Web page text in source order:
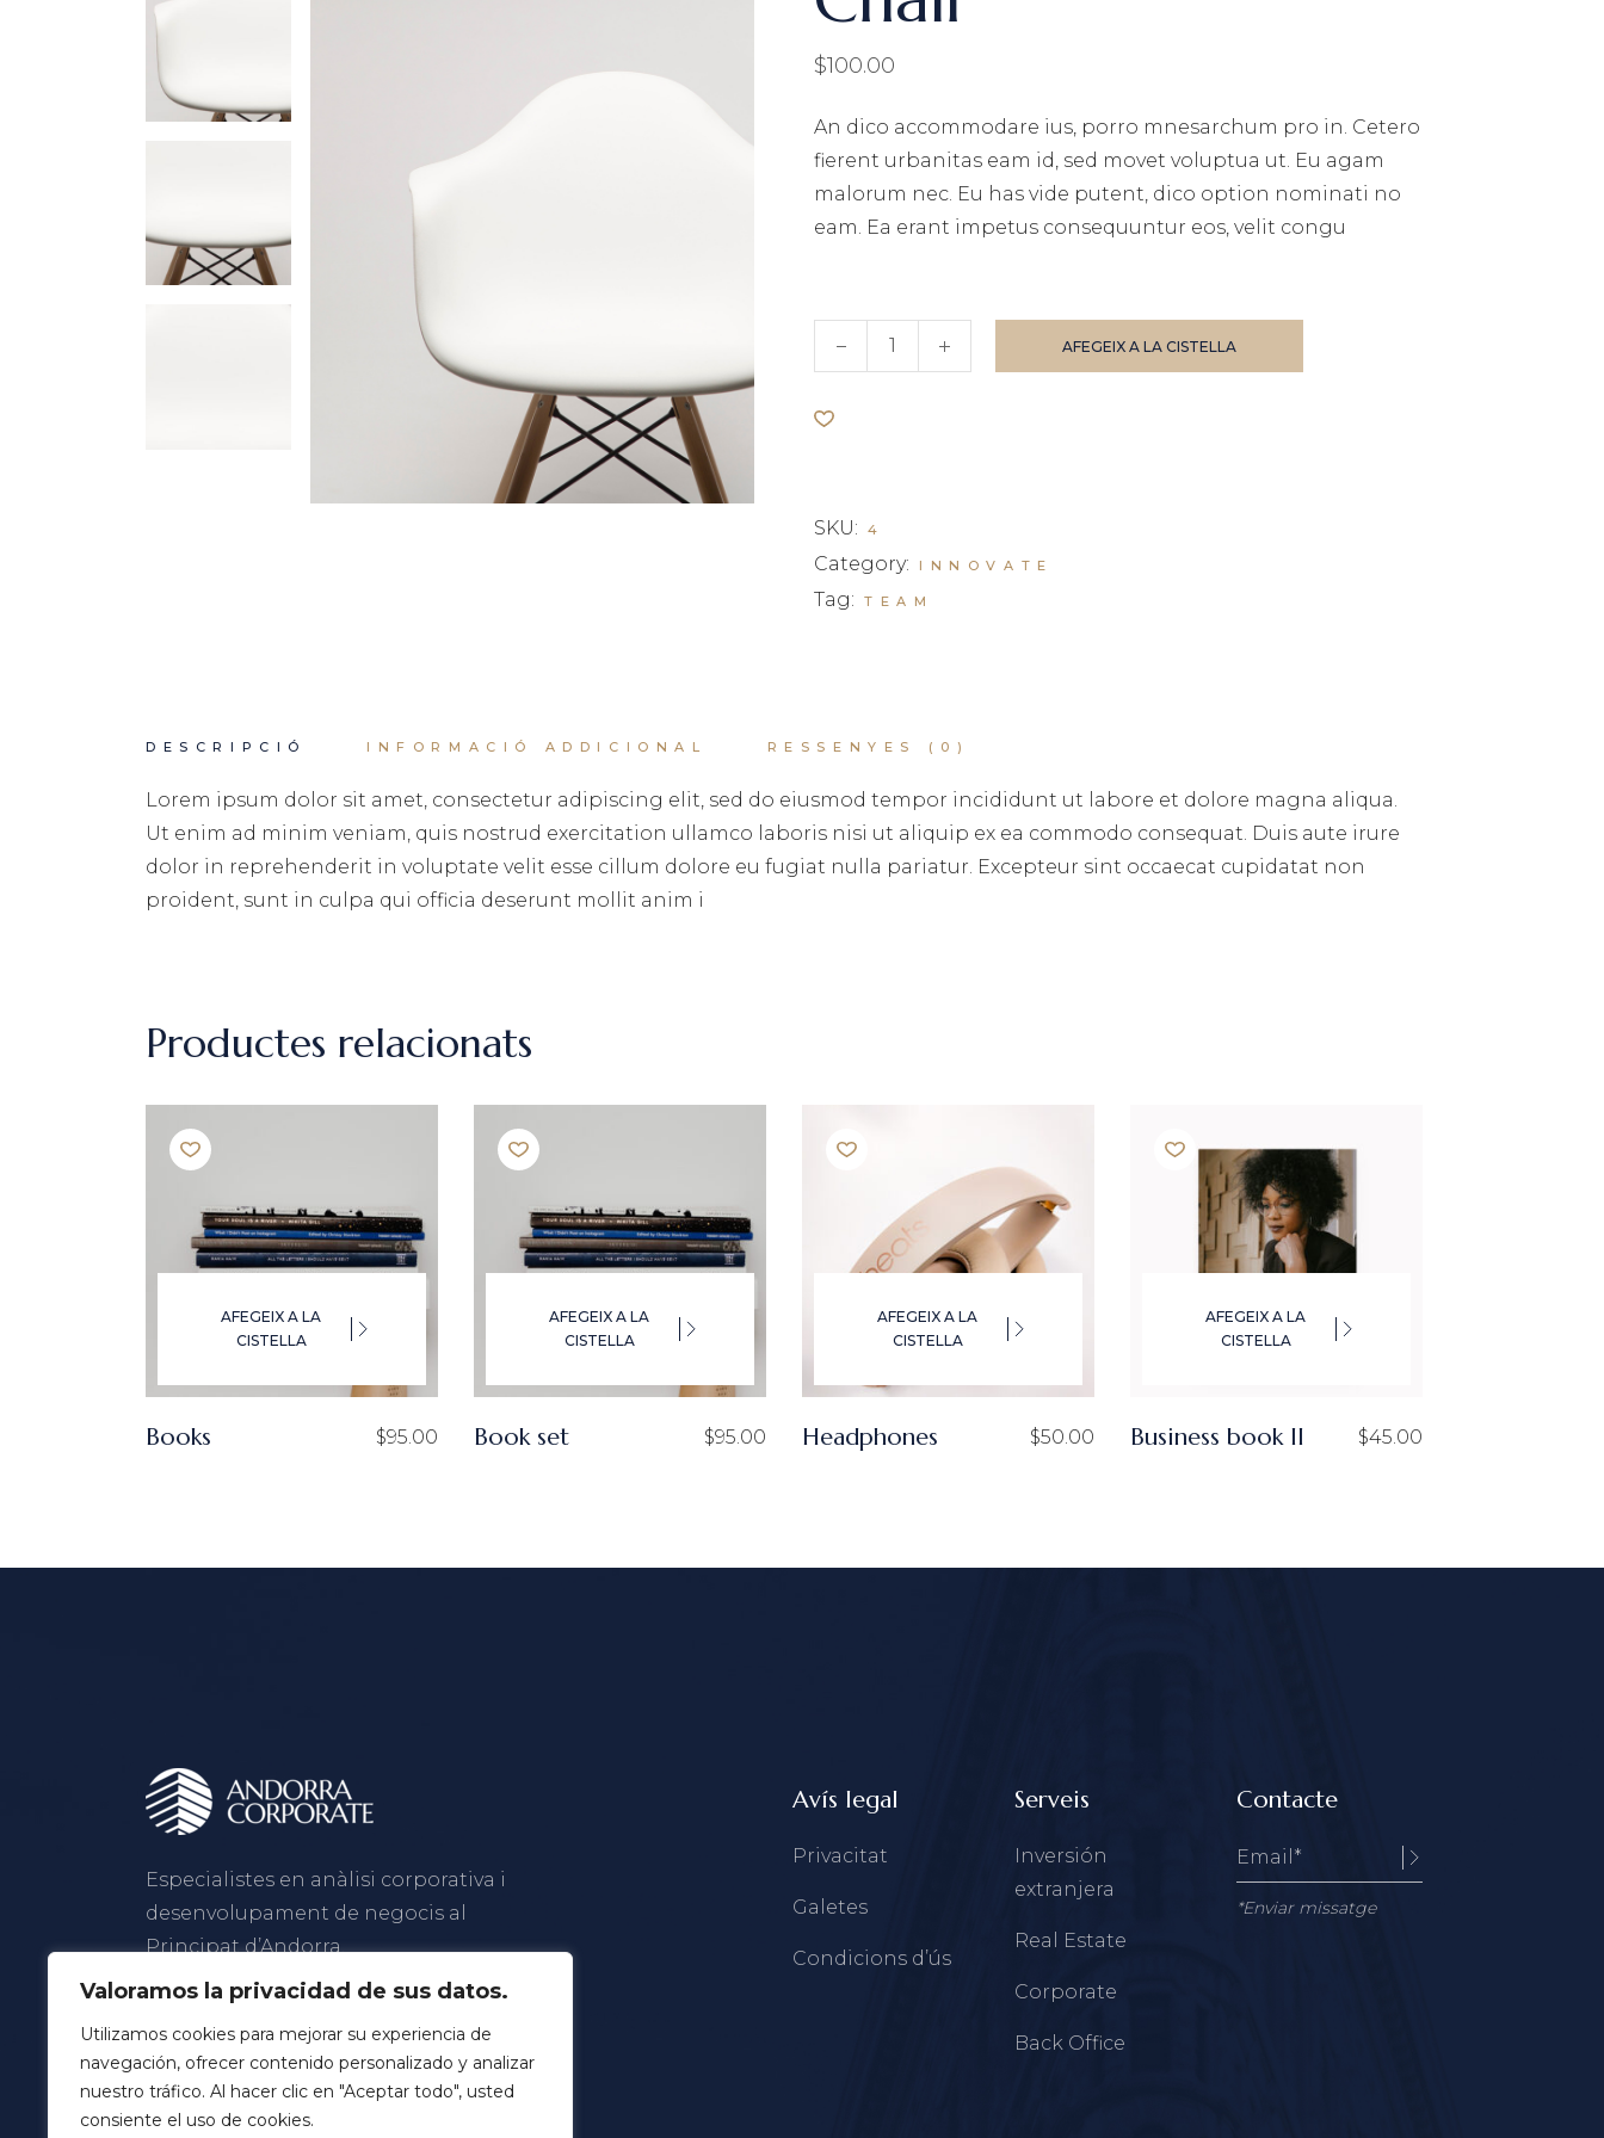
Valoramos la privacidad de sus datos.
Utilizamos cookies para mejorar su experiencia de
navegación, ofrecer contenido personalizado y analizar
nuestro tráfico. Al hacer clic en "Aceptar todo", usted
consiente el uso de cookies.
$100.00
An dico accommodare ius, porro mnesarchum pro in. Cetero
fierent urbanitas eam id, sed movet voluptua ut. Eu agam
malorum nec. Eu has vide putent, dico option nominati no
eam. Ea erant impetus consequuntur eos, velit congu
Chair quantity
AFEGEIX A LA CISTELLA
SKU: 4
Category: INNOVATE
Tag: TEAM
DESCRIPCIÓ INFORMACIÓ ADDICIONAL RESSENYES (0)
Lorem ipsum dolor sit amet, consectetur adipiscing elit, sed do eiusmod tempor incididunt ut labore et dolore magna aliqua.
Ut enim ad minim veniam, quis nostrud exercitation ullamco laboris nisi ut aliquip ex ea commodo consequat. Duis aute irure
dolor in reprehenderit in voluptate velit esse cillum dolore eu fugiat nulla pariatur. Excepteur sint occaecat cupidatat non
proident, sunt in culpa qui officia deserunt mollit anim i
Productes relacionats
AFEGEIX A LA
CISTELLA
Books $95.00
AFEGEIX A LA
CISTELLA
Book set $95.00
AFEGEIX A LA
CISTELLA
Headphones $50.00
AFEGEIX A LA
CISTELLA
Business book II $45.00
Especialistes en anàlisi corporativa i
desenvolupament de negocis al
Principat d’Andorra.
Avís legal
Privacitat
Galetes
Condicions d’ús
Serveis
Inversión
extranjera
Real Estate
Corporate
Back Office
Contacte
*Enviar missatge